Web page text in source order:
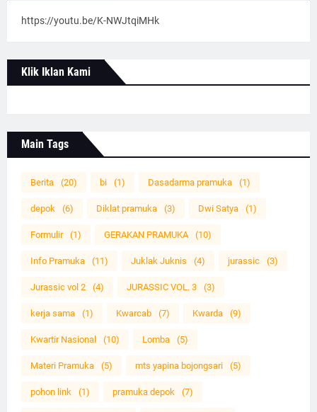
https://youtu.be/K-NWJtqiMHk
Klik Iklan Kami
Main Tags
Berita (20) bi (1) Dasadarma pramuka (1)
depok (6) Diklat pramuka (3) Dwi Satya (1)
Formulir (1) GERAKAN PRAMUKA (10)
Info Pramuka (11) Juklak Juknis (4) jurassic (3)
Jurassic vol 2 (4) JURASSIC VOL. 3 (3)
kerja sama (1) Kwarcab (7) Kwarda (9)
Kwartir Nasional (10) Lomba (5)
Materi Pramuka (5) mts yapina bojongsari (5)
pohon link (1) pramuka depok (7)